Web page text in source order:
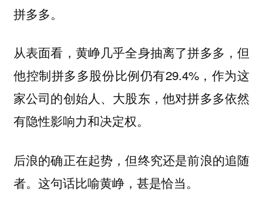
拼多多。
从表面看，黄峥几乎全身抽离了拼多多，但
他控制拼多多股份比例仍有29.4%，作为这
家公司的创始人、大股东，他对拼多多依然
有隐性影响力和决定权。
后浪的确正在起势，但终究还是前浪的追随
者。这句话比喻黄峥，甚是恰当。